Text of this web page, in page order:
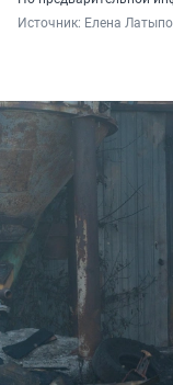
Источник: Елена